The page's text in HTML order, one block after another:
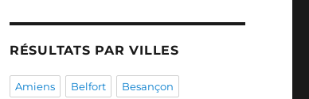
RÉSULTATS PAR VILLES
Amiens Belfort Besançon